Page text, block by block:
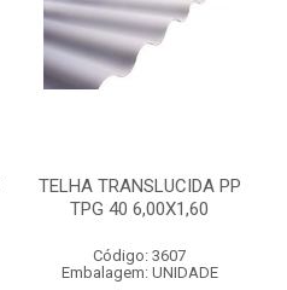
TELHA TRANSLUCIDA PP
TPG 40 6,00X1,60
Código: 3607
Embalagem: UNIDADE